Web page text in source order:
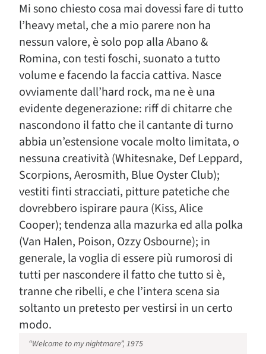
Mi sono chiesto cosa mai dovessi fare di tutto
l’heavy metal, che a mio parere non ha
nessun valore, è solo pop alla Abano &
Romina, con testi foschi, suonato a tutto
volume e facendo la faccia cattiva. Nasce
ovviamente dall’hard rock, ma ne è una
evidente degenerazione: riff di chitarre che
nascondono il fatto che il cantante di turno
abbia un’estensione vocale molto limitata, o
nessuna creatività (Whitesnake, Def Leppard,
Scorpions, Aerosmith, Blue Oyster Club);
vestiti finti stracciati, pitture patetiche che
dovrebbero ispirare paura (Kiss, Alice
Cooper); tendenza alla mazurka ed alla polka
(Van Halen, Poison, Ozzy Osbourne); in
generale, la voglia di essere più rumorosi di
tutti per nascondere il fatto che tutto si è,
tranne che ribelli, e che l’intera scena sia
soltanto un pretesto per vestirsi in un certo
modo.
“Welcome to my nightmare”, 1975